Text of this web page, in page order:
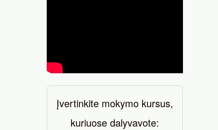
Įvertinkite mokymo kursus,
kuriuose dalyvavote: